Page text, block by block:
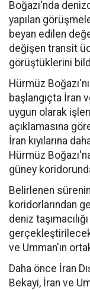
Boğazı'nda
yapılan
beyan edilen
değişen transit
görüştüklerini
Hürmüz
başlangıçta İran
uygun olarak
açıklamasına
İran kıyılarına
Hürmüz
güney
Belirlenen
koridorlarından
deniz
ve Umman'ın
Daha önce İran
Bekayi, İran ve